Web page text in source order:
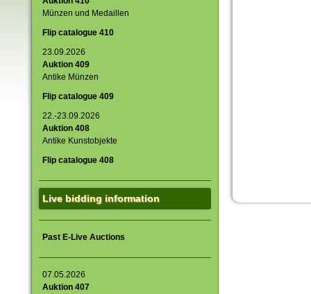
Münzen und Medaillen
Flip catalogue 410
23.09.2026
Auktion 409
Antike Münzen
Flip catalogue 409
22.-23.09.2026
Auktion 408
Antike Kunstobjekte
Flip catalogue 408
Live bidding information
Past E-Live Auctions
07.05.2026
Auktion 407